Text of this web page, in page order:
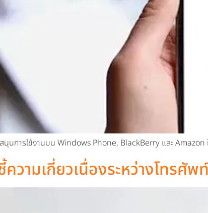
นุนการใช้งานบน Windows Phone, BlackBerry และ
วามเกี่ยวเนื่องระหว่างโทรศัพ